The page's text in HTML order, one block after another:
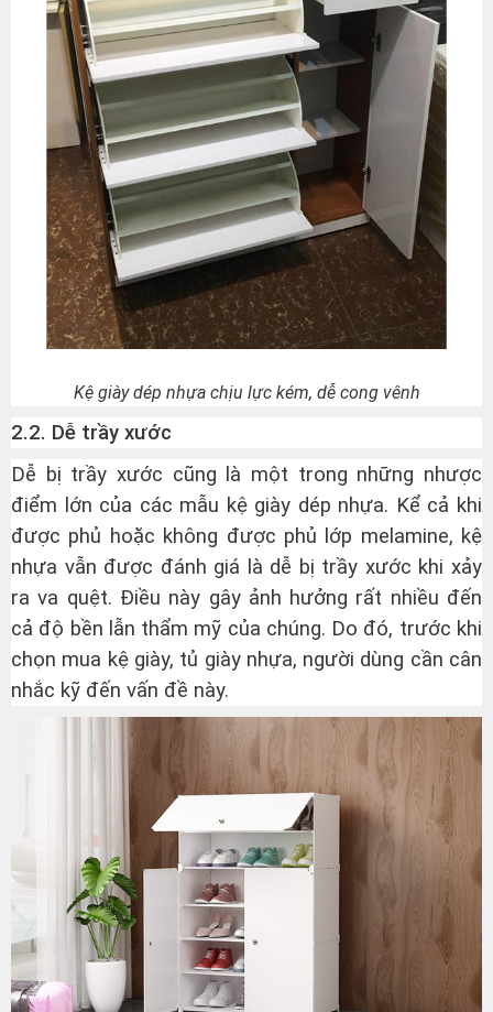
Kệ giày dép nhựa chịu lực kém, dễ cong vênh
2.2. Dễ trầy xước
Dễ bị trầy xước cũng là một trong những nhược
điểm lớn của các mẫu kệ giày dép nhựa. Kể cả khi
được phủ hoặc không được phủ lớp melamine, kệ
nhựa vẫn được đánh giá là dễ bị trầy xước khi xảy
ra va quệt. Điều này gây ảnh hưởng rất nhiều đến
cả độ bền lẫn thẩm mỹ của chúng. Do đó, trước khi
chọn mua kệ giày, tủ giày nhựa, người dùng cần cân
nhắc kỹ đến vấn đề này.